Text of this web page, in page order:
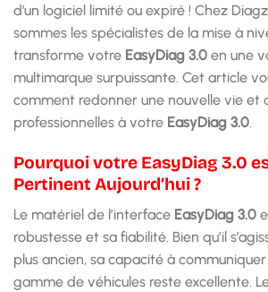
d’un logiciel limité ou expiré ! Chez
sommes les spécialistes de la mise à
transforme votre EasyDiag 3.0 en une
multimarque surpuissante. Cet article
comment redonner une nouvelle vie et
professionnelles à votre EasyDiag 3.0
Pourquoi votre EasyDiag 3.0
Pertinent Aujourd’hui ?
Le matériel de l’interface EasyDiag 3.0
robustesse et sa fiabilité. Bien qu’il
plus ancien, sa capacité à
gamme de véhicules reste excellente.